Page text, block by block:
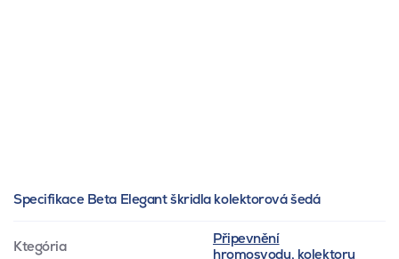
Specifikace Beta Elegant škridla kolektorová šedá
Ktegória
Připevnění
hromosvodu, kolektoru